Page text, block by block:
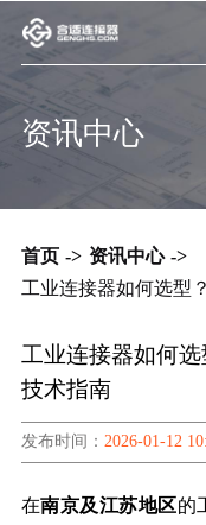
资讯中心
首页 -> 资讯中心 ->
工业连接器如何选型
工业连接器如何
技术指南
发布时间： 2026-01-12
在南京及江苏地区的